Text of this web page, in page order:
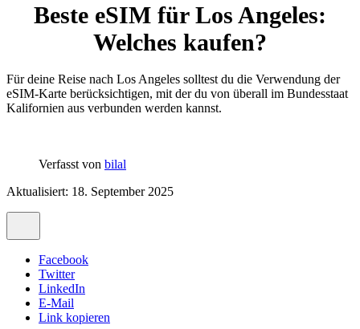
Beste eSIM für Los Angeles:
Welches kaufen?
Für deine Reise nach Los Angeles solltest du die Verwendung der
eSIM-Karte berücksichtigen, mit der du von überall im Bundesstaat
Kalifornien aus verbunden werden kannst.
Verfasst von bilal
Aktualisiert: 18. September 2025
Facebook
Twitter
LinkedIn
E-Mail
Link kopieren